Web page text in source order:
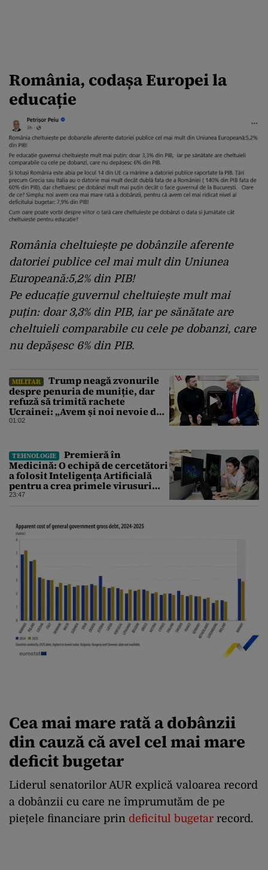
România, codașa Europei la
educație
România cheltuiește pe dobânzile aferente
datoriei publice cel mai mult din Uniunea
Europeană:5,2% din PIB!
Pe educație guvernul cheltuiește mult mai
puțin: doar 3,3% din PIB, iar pe sănătate are
cheltuieli comparabile cu cele pe dobanzi, care
nu depășesc 6% din PIB.
MILITAR
Trump neagă zvonurile
despre penuria de muniție, dar
refuză să trimită rachete
Ucrainei: „Avem și noi nevoie de
rachete”
01:02
TEHNOLOGIE
Premieră în
Medicină: O echipă de cercetători
a folosit Inteligența Artificială
pentru a crea primele virusuri
sintetice la tratarea de E.coli
23:47
Cea mai mare rată a dobânzii
din cauză că avel cel mai mare
deficit bugetar
Liderul senatorilor AUR explică valoarea record
a dobânzii cu care ne împrumutăm de pe
piețele financiare prin deficitul bugetar record.